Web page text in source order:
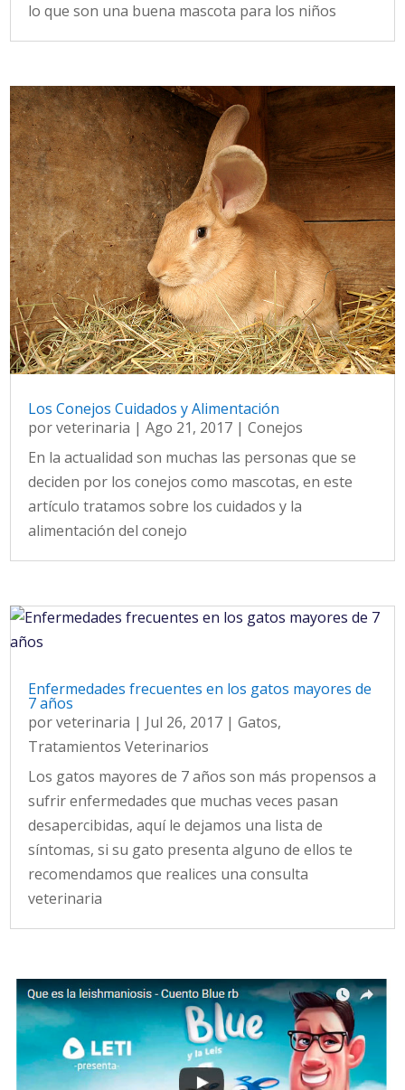
lo que son una buena mascota para los niños
Los Conejos Cuidados y Alimentación
porveterinaria |Ago 21, 2017 |Conejos
En la actualidad son muchas las personas que se
deciden por los conejos como mascotas, en este
artículo tratamos sobre los cuidados y la
alimentación del conejo
Enfermedades frecuentes en los gatos mayores de
7 años
porveterinaria | Jul 26, 2017 |Gatos,
Tratamientos Veterinarios
Los gatos mayores de 7 años son más propensos a
sufrir enfermedades que muchas veces pasan
desapercibidas, aquí le dejamos una lista de
síntomas, si su gato presenta alguno de ellos te
recomendamos que realices una consulta
veterinaria